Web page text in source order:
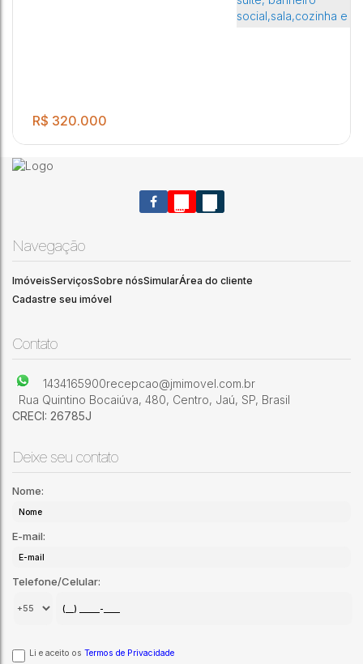
Vende-se imóvel com duas casas no mesmo terreno 02
banheiro social,sala,cozinha e garagem
R$ 320.000
Residencial Pedro Julian (Potunduva)
Navegação
ImóveisServiçosSobre nósSimularÁrea do cliente
Cadastre seu imóvel
Contato
1434165900recepcao@jmimovel.com.br
Rua Quintino Bocaiúva, 480, Centro, Jaú, SP, Brasil
CRECI: 26785J
Deixe seu contato
Nome:
E-mail:
Telefone/Celular:
Li e aceito os Termos de Privacidade